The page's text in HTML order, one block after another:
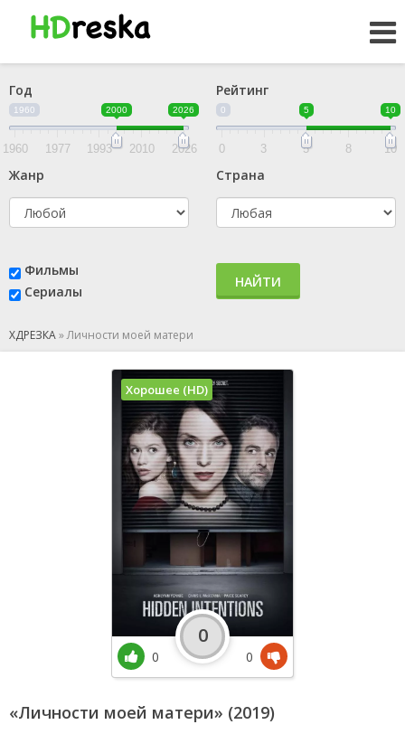
Год
1960 2000 2026
1960 1977 1993 2010 2026
Рейтинг
0 5 10
0 3 5 8 10
Жанр Страна
Фильмы
Сериалы
НАЙТИ
ХДРЕЗКА»Личности моей матери
«Личности моей матери» (2019)
Хорошее (HD)
0
0
0